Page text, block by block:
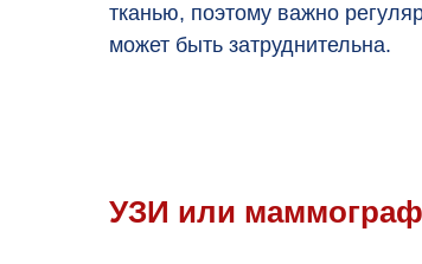
тканью, поэтому важно
может быть затруднительна.
УЗИ или